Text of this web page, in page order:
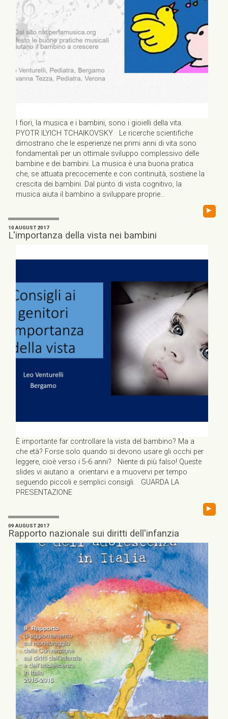
I fiori, la musica e i bambini, sono i gioielli della vita.
PYOTR ILYICH TCHAIKOVSKY Le ricerche scientifiche
dimostrano che le esperienze nei primi anni di vita sono
fondamentali per un ottimale sviluppo complessivo delle
bambine e dei bambini. La musica è una buona pratica
che, se attuata precocemente e con continuità, sostiene la
crescita dei bambini. Dal punto di vista cognitivo, la
musica aiuta il bambino a sviluppare proprie...
▸
10 AUGUST 2017
L'importanza della vista nei bambini
È importante far controllare la vista del bambino? Ma a
che età? Forse solo quando si devono usare gli occhi per
leggere, cioè verso i 5-6 anni? Niente di più falso! Queste
slides vi aiutano a orientarvi e a muovervi per tempo
seguendo piccoli e semplici consigli. GUARDA LA
PRESENTAZIONE
▸
09 AUGUST 2017
Rapporto nazionale sui diritti dell'infanzia